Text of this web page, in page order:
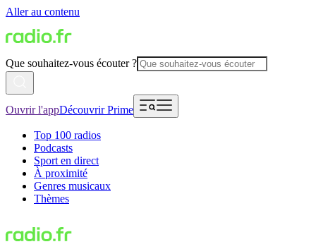
Aller au contenu
Que souhaitez-vous écouter ?
Ouvrir l'appDécouvrir Prime
Top 100 radios
Podcasts
Sport en direct
À proximité
Genres musicaux
Thèmes